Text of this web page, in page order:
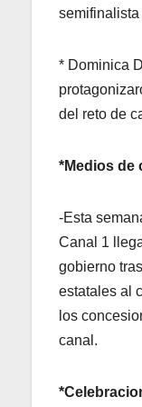
semifinalista
* Dominica
del reto de
*Medios de
-Esta
Canal 1
gobierno
estatales al
los
canal.